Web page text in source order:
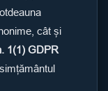
cât și
1(1) GDPR